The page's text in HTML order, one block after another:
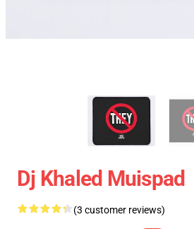
Dj Khaled Muispad
(3 customer reviews)